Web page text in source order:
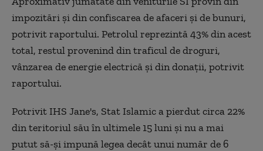
impozitări și din confiscarea de afaceri și de bunuri,
potrivit raportului. Petrolul reprezintă 43% din acest
total, restul provenind din traficul de droguri,
vânzarea de energie electrică și din donații, potrivit
raportului.
Potrivit IHS Jane's, Stat Islamic a pierdut circa 22%
din teritoriul său în ultimele 15 luni și nu a mai
putut să-și impună legea decât unui număr de 6